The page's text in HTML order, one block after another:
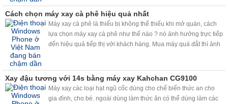
ly cafe bac xỉu ngon như ý.
Cách chọn máy xay cà phê hiệu quả nhất
Máy xay cà phê là thiếu bị không thể thiếu khi mở quán, cách
lựa chọn máy xay cà phê như thế nào ? nó ảnh hưởng trực tiếp
đến hiệu quả tiếp thị với khách hàng. Mua máy quá đắt thì ảnh
Xay đậu tương với 14s bằng máy xay Kahchan CG9100
Máy xay các loại hạt ngũ cốc dùng cho chế biến thức an cho
gia đình, cho bé. ngoài dùng làm thức ăn có thể dùng làm các